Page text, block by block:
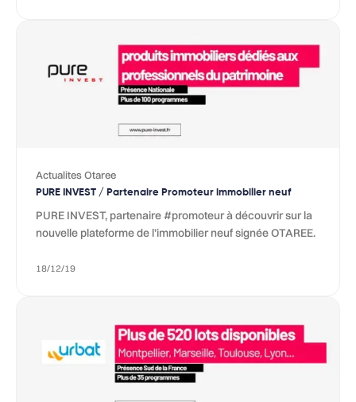
Actualites Otaree
PURE INVEST / Partenaire Promoteur immobilier neuf
PURE INVEST, partenaire #promoteur à découvrir sur la
nouvelle plateforme de l’immobilier neuf signée OTAREE.
18/12/19